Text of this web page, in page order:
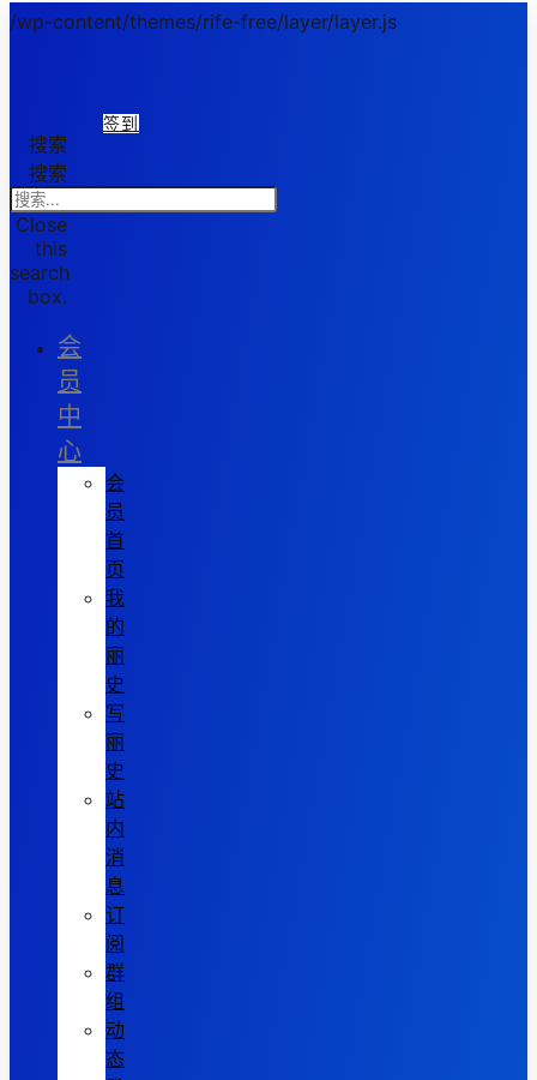
/wp-content/themes/rife-free/layer/layer.js
签到
搜索
搜索
Close
this
search
box.
会
员
中
心
会
员
首
页
我
的
丽
史
写
丽
史
站
内
消
息
订
阅
群
组
动
态